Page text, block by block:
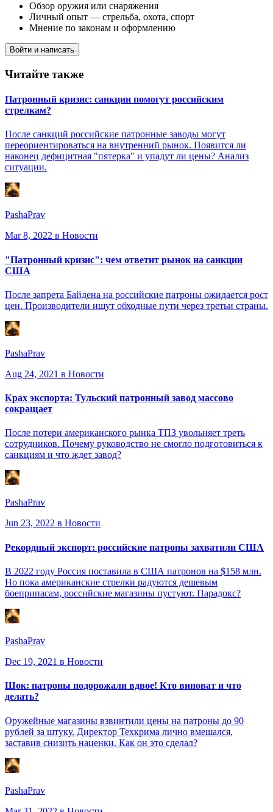
Обзор оружия или снаряжения
Личный опыт — стрельба, охота, спорт
Мнение по законам и оформлению
Войти и написать
Читайте также
Патронный кризис: санкции помогут российским
стрелкам?
После санкций российские патронные заводы могут
переориентироваться на внутренний рынок. Появится ли
наконец дефицитная "пятерка" и упадут ли цены? Анализ
ситуации.
PashaPrav
Mar 8, 2022 в Новости
"Патронный кризис": чем ответит рынок на санкции
США
После запрета Байдена на российские патроны ожидается рост
цен. Производители ищут обходные пути через третьи страны.
PashaPrav
Aug 24, 2021 в Новости
Крах экспорта: Тульский патронный завод массово
сокращает
После потери американского рынка ТПЗ увольняет треть
сотрудников. Почему руководство не смогло подготовиться к
санкциям и что ждет завод?
PashaPrav
Jun 23, 2022 в Новости
Рекордный экспорт: российские патроны захватили США
В 2022 году Россия поставила в США патронов на $158 млн.
Но пока американские стрелки радуются дешевым
боеприпасам, российские магазины пустуют. Парадокс?
PashaPrav
Dec 19, 2021 в Новости
Шок: патроны подорожали вдвое! Кто виноват и что
делать?
Оружейные магазины взвинтили цены на патроны до 90
рублей за штуку. Директор Техкрима лично вмешался,
заставив снизить наценки. Как он это сделал?
PashaPrav